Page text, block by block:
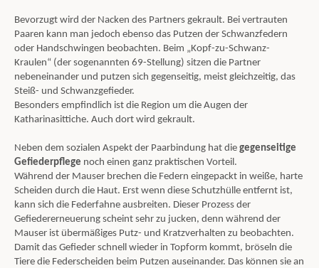
Bevorzugt wird der Nacken des Partners gekrault. Bei vertrauten
Paaren kann man jedoch ebenso das Putzen der Schwanzfedern
oder Handschwingen beobachten. Beim „Kopf-zu-Schwanz-
Kraulen“ (der sogenannten 69-Stellung) sitzen die Partner
nebeneinander und putzen sich gegenseitig, meist gleichzeitig, das
Steiß- und Schwanzgefieder.
Besonders empfindlich ist die Region um die Augen der
Katharinasittiche. Auch dort wird gekrault.
Neben dem sozialen Aspekt der Paarbindung hat diegegenseitige
Gefiederpflege noch einen ganz praktischen Vorteil.
Während der Mauser brechen die Federn eingepackt in weiße, harte
Scheiden durch die Haut. Erst wenn diese Schutzhülle entfernt ist,
kann sich die Federfahne ausbreiten. Dieser Prozess der
Gefiedererneuerung scheint sehr zu jucken, denn während der
Mauser ist übermäßiges Putz- und Kratzverhalten zu beobachten.
Damit das Gefieder schnell wieder in Topform kommt, bröseln die
Tiere die Federscheiden beim Putzen auseinander. Das können sie an